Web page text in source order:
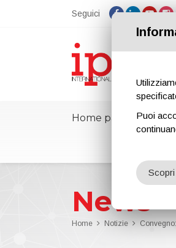
Seguici
Home page
News
Home Notizie
Puoi